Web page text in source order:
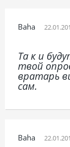
Baha
Та к и
твой
вратарь
сам.
Baha